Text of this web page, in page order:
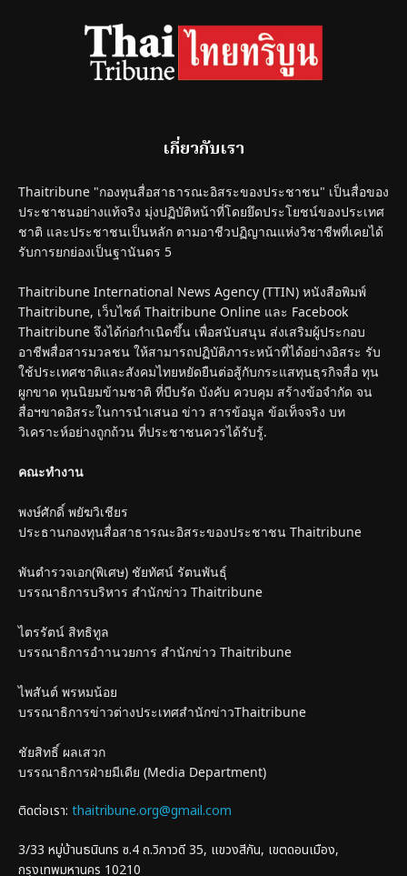
เกี่ยวกับเรา
Thaitribune "กองทุนสื่อสาธารณะอิสระของประชาชน" เป็นสื่อของ
ประชาชนอย่างแท้จริง มุ่งปฏิบัติหน้าที่โดยยึดประโยชน์ของประเทศ
ชาติ และประชาชนเป็นหลัก ตามอาชีวปฏิญาณแห่งวิชาชีพที่เคยได้
รับการยกย่องเป็นฐานันดร 5
Thaitribune International News Agency (TTIN) หนังสือพิมพ์
Thaitribune, เว็บไซต์ Thaitribune Online และ Facebook
Thaitribune จึงได้ก่อกำเนิดขึ้น เพื่อสนับสนุน ส่งเสริมผู้ประกอบ
อาชีพสื่อสารมวลชน ให้สามารถปฏิบัติภาระหน้าที่ได้อย่างอิสระ รับ
ใช้ประเทศชาติและสังคมไทยหยัดยืนต่อสู้กับกระแสทุนธุรกิจสื่อ ทุน
ผูกขาด ทุนนิยมข้ามชาติ ที่บีบรัด บังคับ ควบคุม สร้างข้อจำกัด จน
สื่อฯขาดอิสระในการนำเสนอ ข่าว สารข้อมูล ข้อเท็จจริง บท
วิเคราะห์อย่างถูกถ้วน ที่ประชาชนควรได้รับรู้.
คณะทำงาน
พงษ์ศักดิ์ พยัฆวิเชียร
ประธานกองทุนสื่อสาธารณะอิสระของประชาชน Thaitribune
พันตำรวจเอก(พิเศษ) ชัยทัศน์ รัตนพันธุ์
บรรณาธิการบริหาร สำนักข่าว Thaitribune
ไตรรัตน์ สิทธิทูล
บรรณาธิการอำานวยการ สำนักข่าว Thaitribune
ไพสันต์ พรหมน้อย
บรรณาธิการข่าวต่างประเทศสำนักข่าวThaitribune
ชัยสิทธิ์ ผลเสวก
บรรณาธิการฝ่ายมีเดีย (Media Department)
ติดต่อเรา: thaitribune.org@gmail.com
3/33 หมู่บ้านธนินทร ซ.4 ถ.วิภาวดี 35, แขวงสีกัน, เขตดอนเมือง,
กรุงเทพมหานคร 10210